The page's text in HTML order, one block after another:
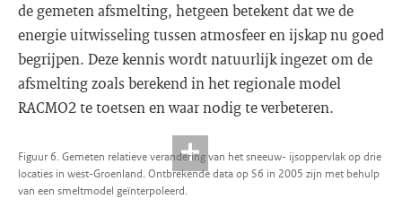
de gemeten afsmelting, hetgeen betekent dat we de
energie uitwisseling tussen atmosfeer en ijskap nu goed
begrijpen. Deze kennis wordt natuurlijk ingezet om de
afsmelting zoals berekend in het regionale model
RACMO2 te toetsen en waar nodig te verbeteren.
Figuur 6. Gemeten relatieve verandering van het sneeuw- ijsoppervlak op drie
locaties in west-Groenland. Ontbrekende data op S6 in 2005 zijn met behulp
van een smeltmodel geïnterpoleerd.